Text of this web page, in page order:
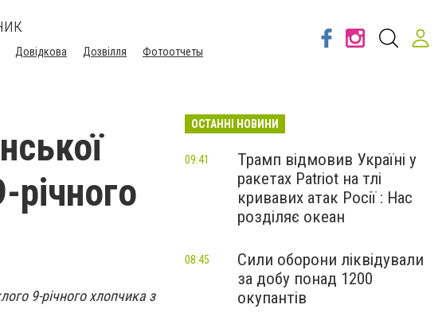
Довідкова Дозвілля Фотоотчеты
9-річного хлопчика з
ОСТАННІ НОВИНИ
Трамп відмовив Україні у
ракетах Patriot на тлі
кривавих атак Росії : Нас
розділяє океан
09:41
Сили оборони ліквідували
за добу понад 1200
окупантів
08:45